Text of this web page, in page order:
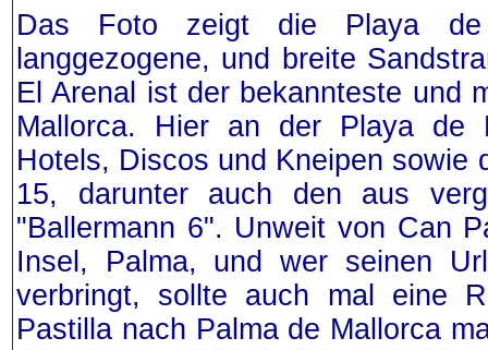
Das Foto zeigt die Playa
langgezogene, und breite
El Arenal ist der bekannteste und
Mallorca. Hier an der Playa de
Hotels, Discos und Kneipen sowie
15, darunter auch den aus
"Ballermann 6". Unweit von Can
Insel, Palma, und wer seinen
verbringt, sollte auch mal eine
Pastilla nach Palma de Mallorca